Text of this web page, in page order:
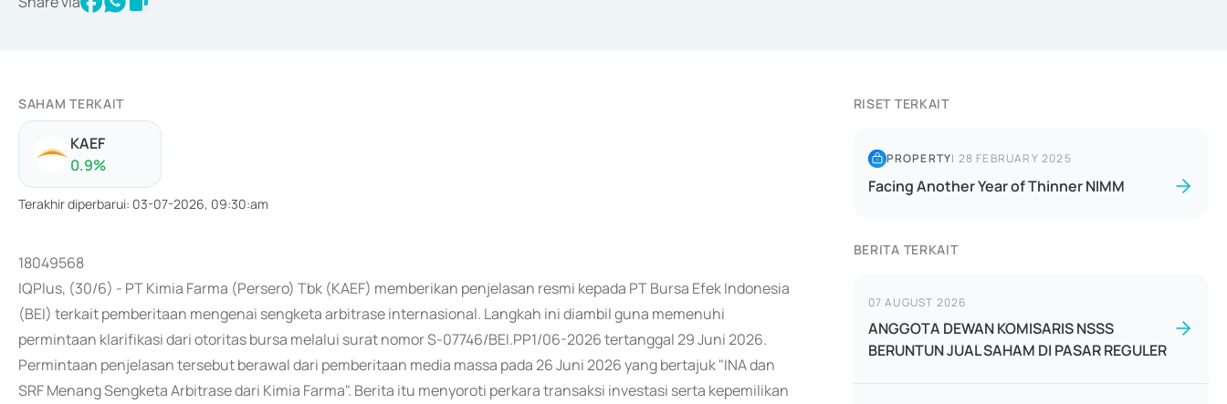
SAHAM TERKAIT
KAEF
0.9%
Terakhir diperbarui: 03-07-2026, 09:30:am
18049568
IQPlus, (30/6) - PT Kimia Farma (Persero) Tbk (KAEF) memberikan penjelasan resmi kepada PT Bursa Efek Indonesia
(BEI) terkait pemberitaan mengenai sengketa arbitrase internasional. Langkah ini diambil guna memenuhi
permintaan klarifikasi dari otoritas bursa melalui surat nomor S-07746/BEI.PP1/06-2026 tertanggal 29 Juni 2026.
Permintaan penjelasan tersebut berawal dari pemberitaan media massa pada 26 Juni 2026 yang bertajuk "INA dan
SRF Menang Sengketa Arbitrase dari Kimia Farma". Berita itu menyoroti perkara transaksi investasi serta kepemilikan
RISET TERKAIT
PROPERTY| 28 FEBRUARY 2025
Facing Another Year of Thinner NIMM
BERITA TERKAIT
07 AUGUST 2026
ANGGOTA DEWAN KOMISARIS NSSS
BERUNTUN JUAL SAHAM DI PASAR REGULER